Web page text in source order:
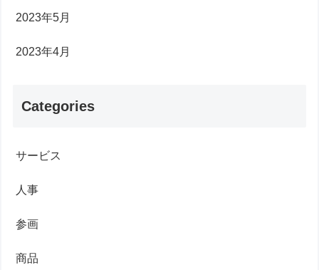
2023年5月
2023年4月
Categories
サービス
人事
参画
商品